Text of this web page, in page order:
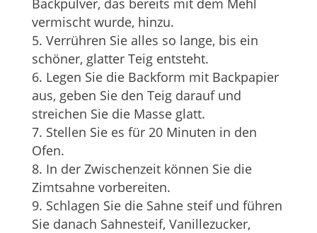
Backpulver, das bereits mit dem Mehl
vermischt wurde, hinzu.
Verrühren Sie alles so lange, bis ein
schöner, glatter Teig entsteht.
Legen Sie die Backform mit Backpapier
aus, geben Sie den Teig darauf und
streichen Sie die Masse glatt.
Stellen Sie es für 20 Minuten in den
Ofen.
In der Zwischenzeit können Sie die
Zimtsahne vorbereiten.
Schlagen Sie die Sahne steif und führen
Sie danach Sahnesteif, Vanillezucker,